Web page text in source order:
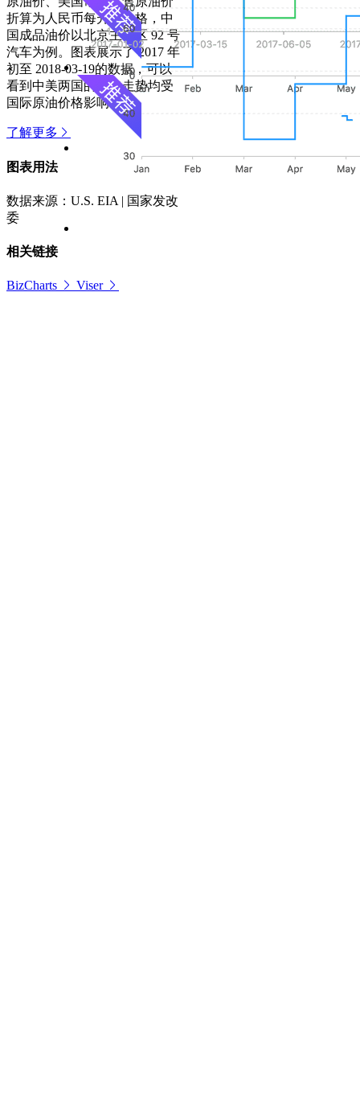
折算为人民币每升的价格，中
国成品油价以北京主城区 92 号
汽车为例。图表展示了 2017 年
初至 2018-03-19的数据，可以
看到中美两国的价格走势均受
国际原油价格影响。
了解更多
图表用法
数据来源：U.S. EIA | 国家发改
委
相关链接
BizCharts Viser